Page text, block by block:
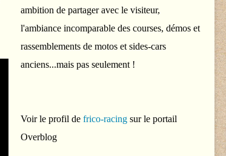
ambition de partager avec le visiteur,
l'ambiance incomparable des courses, démos et
rassemblements de motos et sides-cars
anciens...mais pas seulement !
Voir le profil de frico-racing sur le portail
Overblog